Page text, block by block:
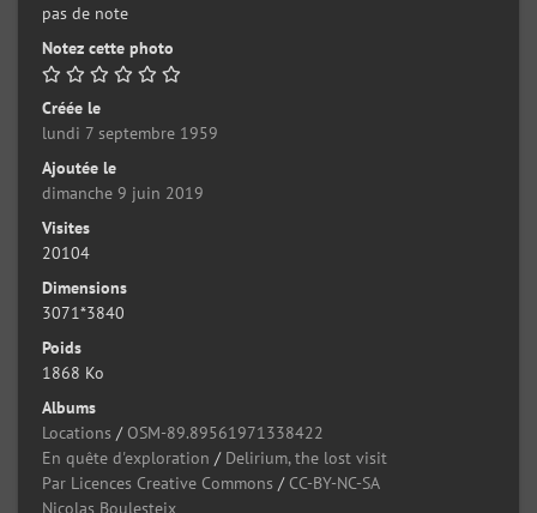
pas de note
Notez cette photo
Créée le
lundi 7 septembre 1959
Ajoutée le
dimanche 9 juin 2019
Visites
20104
Dimensions
3071*3840
Poids
1868 Ko
Albums
Locations / OSM-89.89561971338422
En quête d'exploration / Delirium, the lost visit
Par Licences Creative Commons / CC-BY-NC-SA
Nicolas Boulesteix